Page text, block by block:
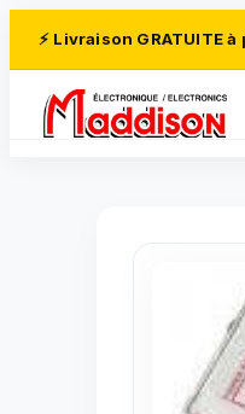
⚡ Livraison GRATUITE